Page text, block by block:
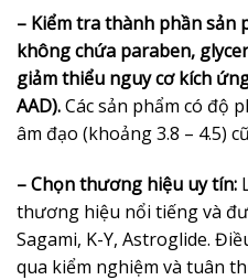
– Kiểm tra thành phần sản
không chứa paraben,
giảm thiểu nguy cơ kích
AAD).Các sản phẩm có độ
âm đạo (khoảng 3.8 – 4.5)
– Chọn thương hiệu uy tín:
thương hiệu nổi tiếng và
Sagami, K-Y, Astroglide.
qua kiểm nghiệm và tuân